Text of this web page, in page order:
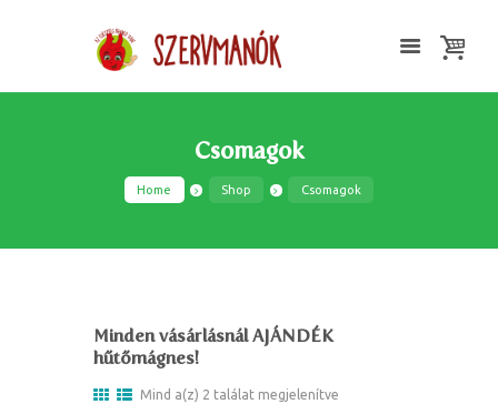
Csomagok
Home Shop Csomagok
Minden vásárlásnál AJÁNDÉK
hűtőmágnes!
Mind a(z) 2 találat megjelenítve